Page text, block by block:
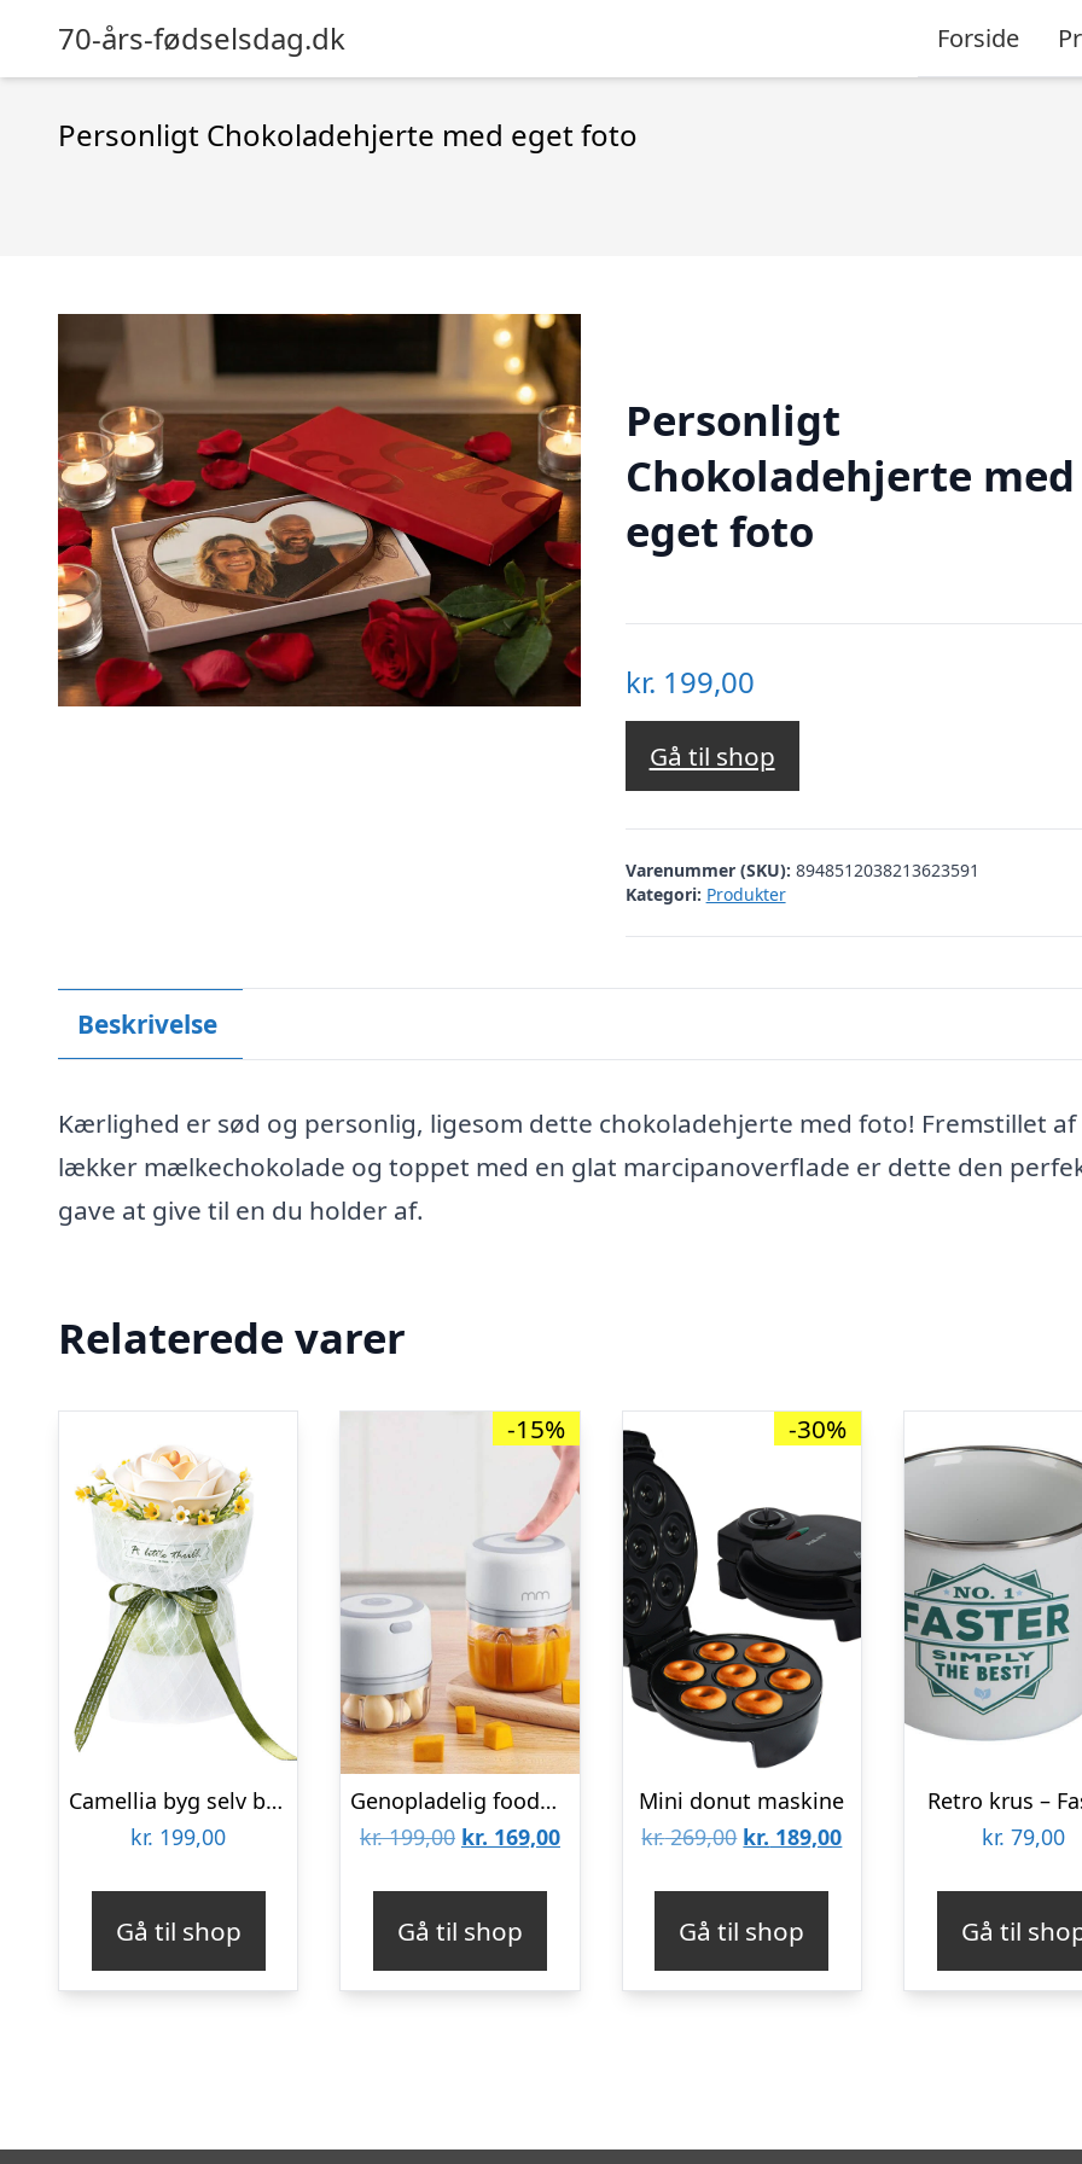
70-års-fødselsdag.dk Forside
Personligt Chokoladehjerte med eget foto
Personligt
Chokoladehjerte med
eget foto
kr. 199,00
Gå til shop
Varenummer (SKU): 8948512038213623591
Kategori: Produkter
Beskrivelse
Kærlighed er sød og personlig, ligesom dette chokoladehjerte med foto! Fremstillet af
lækker mælkechokolade og toppet med en glat marcipanoverflade er dette den
gave at give til en du holder af.
Relaterede varer
Camellia byg selv blomst Rokrâ¢ (AF011)
kr. 199,00
Gå til shop
-15%
Genopladelig foodprocessor
kr.199,00 Den
kr. 199,00.
kr. 169,00Den
kr. 169,00.
Gå til shop
-30%
Mini donut maskine
kr.269,00 Den
kr. 269,00.
kr. 189,00Den
kr. 189,00.
Gå til shop
Retro krus –
kr. 79,00
Gå til